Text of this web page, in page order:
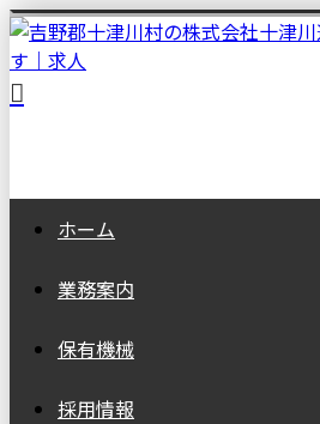
ホーム
業務案内
保有機械
採用情報